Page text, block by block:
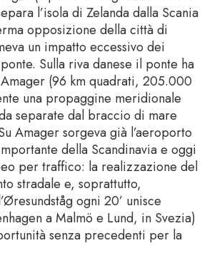
l’isola di Zelanda dalla Scania
opposizione della città di
un impatto eccessivo dei
Sulla riva danese il ponte ha
(96 km quadrati, 205.000
una propaggine meridionale
separate dal braccio di mare
Amager sorgeva già l’aeroporto
della Scandinavia e oggi
per traffico: la realizzazione del
stradale e, soprattutto,
ogni 20’ unisce
a Malmö e Lund, in Svezia)
senza precedenti per la